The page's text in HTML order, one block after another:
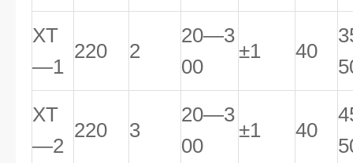
XT
—1
220 2
20—3
00
±1 40
XT
—2
220 3
20—3
00
±1 40